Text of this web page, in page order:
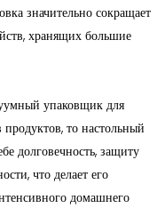
значительно сокращает
хранящих большие
упаковщик для
то настольный
долговечность, защиту
что делает его
домашнего